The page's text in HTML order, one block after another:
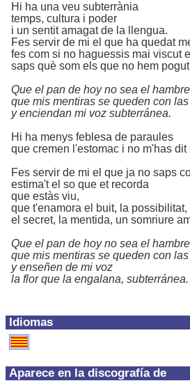
Idiomas
Aparece en la discografía de
Hi ha una veu subterrània
temps, cultura i poder
i un sentit amagat de la llengua.
Fes servir de mi el que ha quedat
fes com si no haguessis mai viscut
saps què som els que no hem pogut
Que el pan de hoy no sea el
que mis mentiras se queden con
y enciendan mi voz subterránea.
Hi ha menys feblesa de paraules
que cremen l'estomac i no m'has dit
Fes servir de mi el que ja no saps
estima't el so que et recorda
que estàs viu,
que t'enamora el buit, la possibilitat,
el secret, la mentida, un somriure
Que el pan de hoy no sea el
que mis mentiras se queden con
y enseñen de mi voz
la flor que la engalana, subterránea.